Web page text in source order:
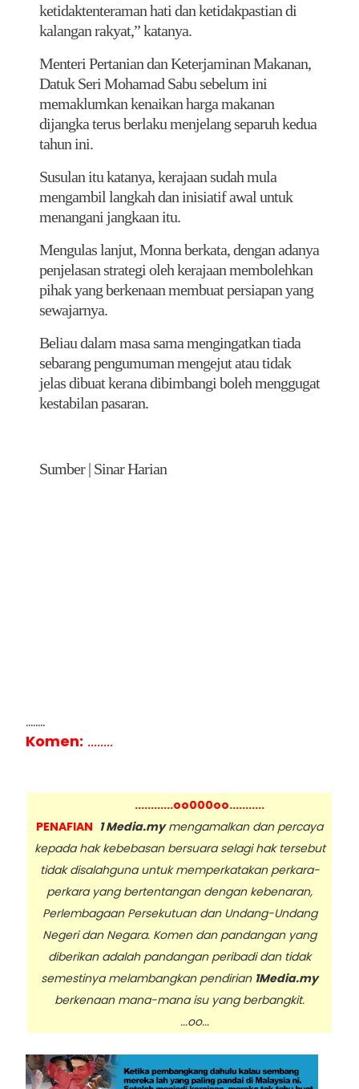
ketidaktenteraman hati dan ketidakpastian di
kalangan rakyat,” katanya.
Menteri Pertanian dan Keterjaminan Makanan,
Datuk Seri Mohamad Sabu sebelum ini
memaklumkan kenaikan harga makanan
dijangka terus berlaku menjelang separuh kedua
tahun ini.
Susulan itu katanya, kerajaan sudah mula
mengambil langkah dan inisiatif awal untuk
menangani jangkaan itu.
Mengulas lanjut, Monna berkata, dengan adanya
penjelasan strategi oleh kerajaan membolehkan
pihak yang berkenaan membuat persiapan yang
sewajarnya.
Beliau dalam masa sama mengingatkan tiada
sebarang pengumuman mengejut atau tidak
jelas dibuat kerana dibimbangi boleh menggugat
kestabilan pasaran.
Sumber | Sinar Harian
........
Komen: ........
............oo000oo...........
PENAFIAN 1 Media.mymengamalkan dan percaya
kepada hak kebebasan bersuara selagi hak tersebut
tidak disalahguna untuk memperkatakan perkara-
perkara yang bertentangan dengan kebenaran,
Perlembagaan Persekutuan dan Undang-Undang
Negeri dan Negara. Komen dan pandangan yang
diberikan adalah pandangan peribadi dan tidak
semestinya melambangkan pendirian 1Media.my
berkenaan mana-mana isu yang berbangkit.
...oo...